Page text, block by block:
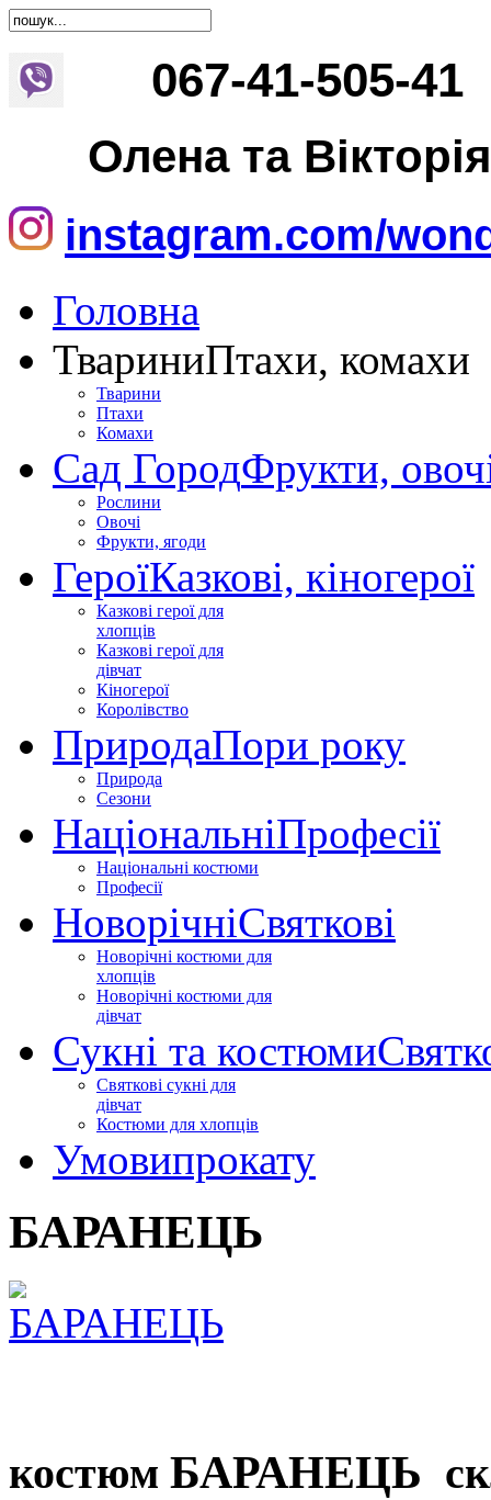
067-41-505-41
Олена та Вікторія
instagram.com/
Головна
ТвариниПтахи, комахи
Тварини
Птахи
Комахи
Сад ГородФрукти,
Рослини
Овочі
Фрукти, ягоди
ГероїКазкові, кіногерої
Казкові герої для
хлопців
Казкові герої для
дівчат
Кіногерої
Королівство
ПриродаПори року
Природа
Сезони
НаціональніПрофесії
Національні костюми
Професії
НоворічніСвяткові
Новорічні костюми для
хлопців
Новорічні костюми для
дівчат
Сукні та костюми
Святкові сукні для
дівчат
Костюми для хлопців
Умовипрокату
БАРАНЕЦЬ
костюм БАРАНЕЦЬ